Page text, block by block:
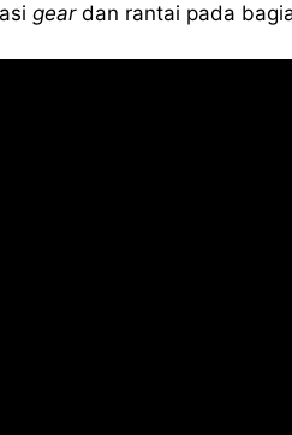
geardan rantai pada